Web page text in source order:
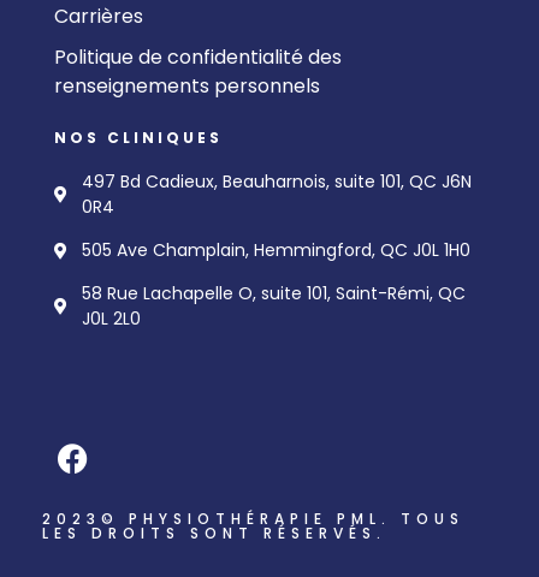
Carrières
Politique de confidentialité des
renseignements personnels
NOS CLINIQUES
497 Bd Cadieux, Beauharnois, suite 101, QC J6N
0R4
505 Ave Champlain, Hemmingford, QC J0L 1H0
58 Rue Lachapelle O, suite 101, Saint-Rémi, QC
J0L 2L0
2023© PHYSIOTHÉRAPIE PML. TOUS
LES DROITS SONT RÉSERVÉS.